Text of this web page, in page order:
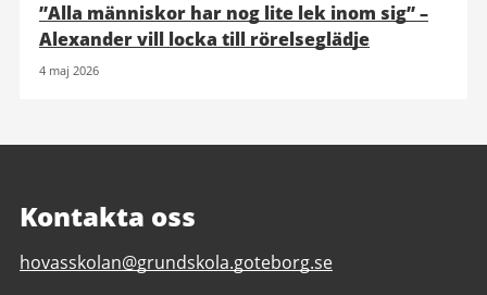
”Alla människor har nog lite lek inom sig” –
Alexander vill locka till rörelseglädje
4 maj 2026
Kontakta oss
E-
hovasskolan@grundskola.goteborg.se